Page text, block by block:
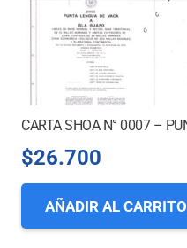
$26.700
AÑADIR AL CARRITO